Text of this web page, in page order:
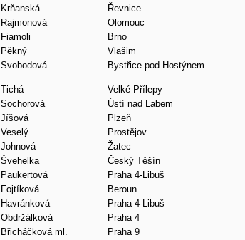
Krňanská
Řevnice
Rajmonová
Olomouc
Fiamoli
Brno
Pěkný
Vlašim
Svobodová Bystřice pod Hostýnem
Tichá
Velké Přílepy
Sochorová
Ústí nad Labem
Jíšová
Plzeň
Veselý
Prostějov
Johnová
Žatec
Švehelka
Český Těšín
Paukertová
Praha 4-Libuš
Fojtíková
Beroun
Havránková
Praha 4-Libuš
Obdržálková
Praha 4
Břicháčková ml.
Praha 9